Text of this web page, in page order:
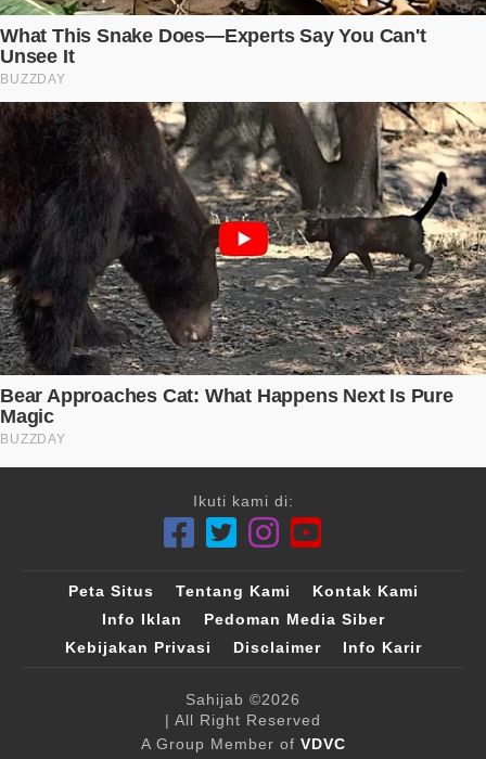
Ikuti kami di:
Peta Situs Tentang Kami
Kontak Kami
Info Iklan
Pedoman Media Siber
Kebijakan Privasi
Disclaimer Info Karir
Sahijab ©2026
| All Right Reserved
A Group Member of VDVC